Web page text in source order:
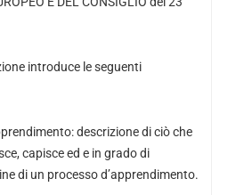
introduce le seguenti
descrizione di ciò che
capisce ed e in grado di
di un processo d’apprendimento.